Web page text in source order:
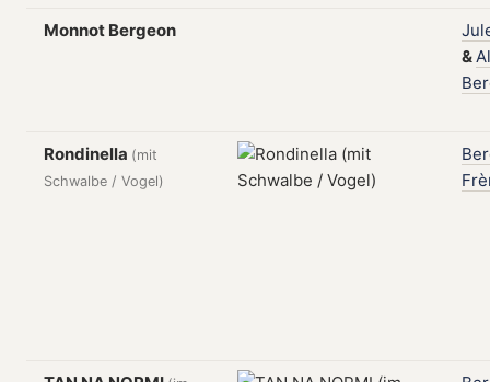
Monnot Bergeon
&
Rondinella (mit
Schwalbe / Vogel)